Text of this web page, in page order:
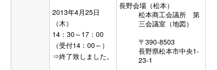
2013年4月25日
（木）
14：30～17：00
（受付14：00～）
⇒終了致しました。
長野会場（松本）
松本商工会議所 第
三会議室（地図）
〒390-8503
長野県松本市中央1-
23-1